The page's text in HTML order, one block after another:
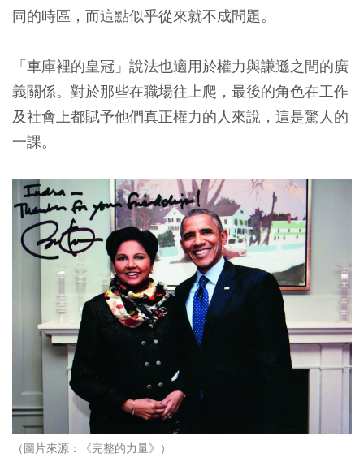
同的時區，而這點似乎從來就不成問題。
「車庫裡的皇冠」說法也適用於權力與謙遜之間的廣
義關係。對於那些在職場往上爬，最後的角色在工作
及社會上都賦予他們真正權力的人來說，這是驚人的
一課。
（圖片來源：《完整的力量》）